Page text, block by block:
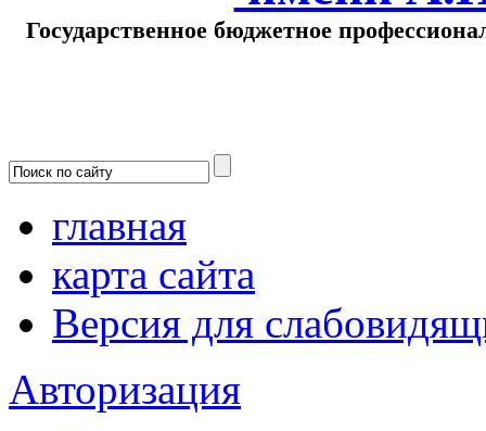
Государственное бюджетное
главная
карта сайта
Версия для
Авторизация